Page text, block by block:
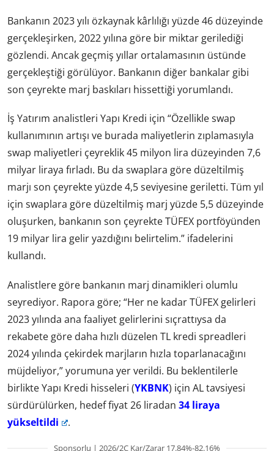
Bankanın 2023 yılı özkaynak kârlılığı yüzde 46 düzeyinde
gerçekleşirken, 2022 yılına göre bir miktar gerilediği
gözlendi. Ancak geçmiş yıllar ortalamasının üstünde
gerçekleştiği görülüyor. Bankanın diğer bankalar gibi
son çeyrekte marj baskıları hissettiği yorumlandı.
İş Yatırım analistleri Yapı Kredi için “Özellikle swap
kullanımının artışı ve burada maliyetlerin zıplamasıyla
swap maliyetleri çeyreklik 45 milyon lira düzeyinden 7,6
milyar liraya fırladı. Bu da swaplara göre düzeltilmiş
marjı son çeyrekte yüzde 4,5 seviyesine geriletti. Tüm yıl
için swaplara göre düzeltilmiş marj yüzde 5,5 düzeyinde
oluşurken, bankanın son çeyrekte TÜFEX portföyünden
19 milyar lira gelir yazdığını belirtelim.” ifadelerini
kullandı.
Analistlere göre bankanın marj dinamikleri olumlu
seyrediyor. Rapora göre; “Her ne kadar TÜFEX gelirleri
2023 yılında ana faaliyet gelirlerini sıçrattıysa da
rekabete göre daha hızlı düzelen TL kredi spreadleri
2024 yılında çekirdek marjların hızla toparlanacağını
müjdeliyor,” yorumuna yer verildi. Bu beklentilerle
birlikte Yapı Kredi hisseleri (YKBNK) için AL tavsiyesi
sürdürülürken, hedef fiyat 26 liradan 34 liraya
yükseltildi
.
Sponsorlu | 2026/2Ç Kar/Zarar 17.84%-82.16%